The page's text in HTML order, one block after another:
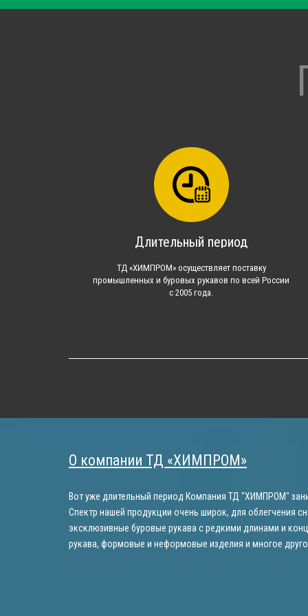
Длительный период
ТД «ХИМПРОМ» осуществляет поставку
промышленных и буровых рукавов по всей России
с 2005 года.
О компании ТД «ХИМПРОМ»
Вот уже длительный период Компания ТД "ХИМПРОМ"
Спектр нашей продукции очень широк, для облегчения
эксклюзивные буровые рукава с редкими длинами и
рукава, формовые и неформовые изделия и многое